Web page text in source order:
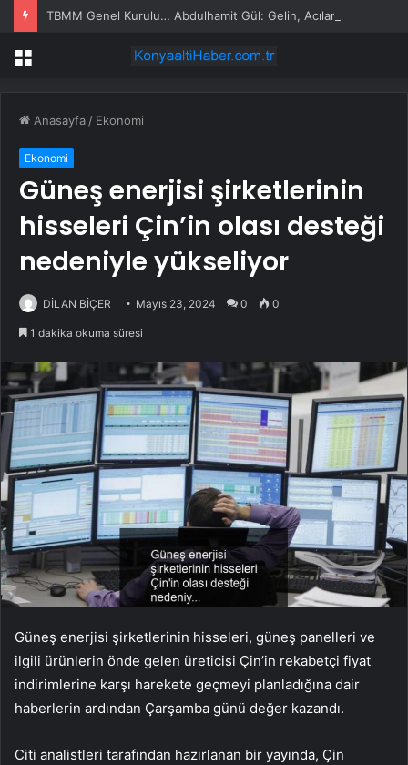
Menü
Anasayfa / Ekonomi
Ekonomi
Güneş enerjisi şirketlerinin
hisseleri Çin’in olası desteği
nedeniyle yükseliyor
DİLAN BİÇER Mayıs 23, 2024 0 0
1 dakika okuma süresi
Güneş enerjisi şirketlerinin hisseleri, güneş panelleri ve
ilgili ürünlerin önde gelen üreticisi Çin’in rekabetçi fiyat
indirimlerine karşı harekete geçmeyi planladığına dair
haberlerin ardından Çarşamba günü değer kazandı.
Citi analistleri tarafından hazırlanan bir yayında, Çin